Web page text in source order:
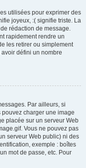
utilisées pour exprimer des
joyeux, :( signifie triste. La
rédaction de message.
rapidement rendre un
les retirer ou simplement
avoir défini un nombre
Par ailleurs, si
pouvez charger une image
placée sur un serveur Web
Vous ne pouvez pas
serveur Web public) ni des
exemple : boîtes
mot de passe, etc. Pour